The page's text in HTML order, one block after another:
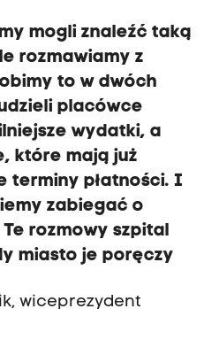
mogli znaleźć taką
rozmawiamy z
to w dwóch
placówce
wydatki, a
które mają już
terminy płatności. I
zabiegać o
rozmowy szpital
miasto je poręczy
wiceprezydent